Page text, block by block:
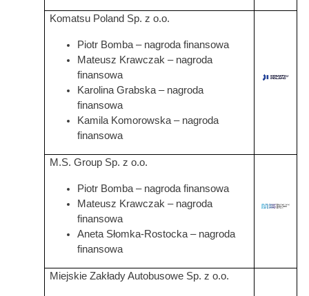
Komatsu Poland Sp. z o.o.
Piotr Bomba – nagroda finansowa
Mateusz Krawczak – nagroda
finansowa
Karolina Grabska – nagroda
finansowa
Kamila Komorowska – nagroda
finansowa
Grafika
M.S. Group Sp. z o.o.
Piotr Bomba – nagroda finansowa
Mateusz Krawczak – nagroda
finansowa
Aneta Słomka-Rostocka – nagroda
finansowa
Grafika
Miejskie Zakłady Autobusowe Sp. z o.o.